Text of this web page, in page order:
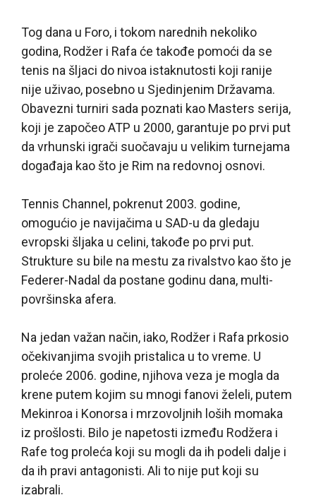
Tog dana u Foro, i tokom narednih nekoliko
godina, Rodžer i Rafa će takođe pomoći da se
tenis na šljaci do nivoa istaknutosti koji ranije
nije uživao, posebno u Sjedinjenim Državama.
Obavezni turniri sada poznati kao Masters serija,
koji je započeo ATP u 2000, garantuje po prvi put
da vrhunski igrači suočavaju u velikim turnejama
događaja kao što je Rim na redovnoj osnovi.
Tennis Channel, pokrenut 2003. godine,
omogućio je navijačima u SAD-u da gledaju
evropski šljaka u celini, takođe po prvi put.
Strukture su bile na mestu za rivalstvo kao što je
Federer-Nadal da postane godinu dana, multi-
površinska afera.
Na jedan važan način, iako, Rodžer i Rafa prkosio
očekivanjima svojih pristalica u to vreme. U
proleće 2006. godine, njihova veza je mogla da
krene putem kojim su mnogi fanovi želeli, putem
Mekinroa i Konorsa i mrzovoljnih loših momaka
iz prošlosti. Bilo je napetosti između Rodžera i
Rafe tog proleća koji su mogli da ih podeli dalje i
da ih pravi antagonisti. Ali to nije put koji su
izabrali.